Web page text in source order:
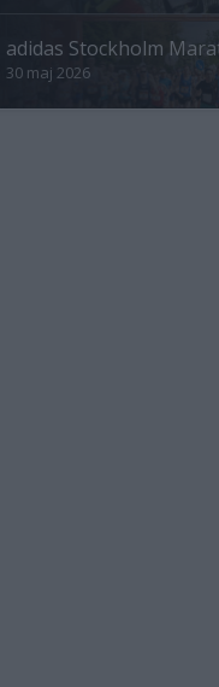
adidas Stockholm
30 maj 2026